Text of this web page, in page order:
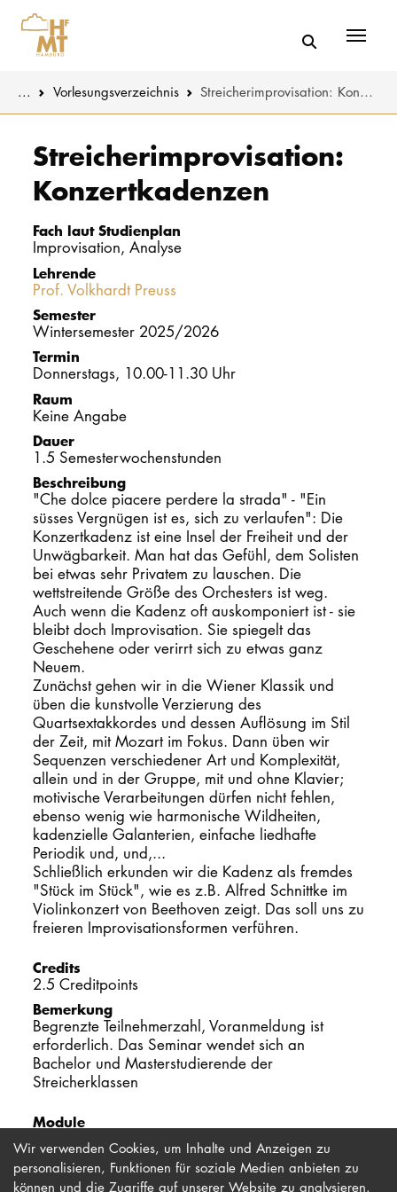
You are here:
... Vorlesungs­verzeichnis Streicherimprovisation: Konzertkadenzen
Streicherimprovisation:
Konzertkadenzen
Fach laut Studienplan
Improvisation, Analyse
Lehrende
Prof. Volkhardt Preuss
Semester
Wintersemester 2025/2026
Termin
Donnerstags, 10.00-11.30 Uhr
Raum
Keine Angabe
Dauer
1.5 Semesterwochenstunden
Beschreibung
"Che dolce piacere perdere la strada" - "Ein
süsses Vergnügen ist es, sich zu verlaufen": Die
Konzertkadenz ist eine Insel der Freiheit und der
Unwägbarkeit. Man hat das Gefühl, dem Solisten
bei etwas sehr Privatem zu lauschen. Die
wettstreitende Größe des Orchesters ist weg.
Auch wenn die Kadenz oft auskomponiert ist - sie
bleibt doch Improvisation. Sie spiegelt das
Geschehene oder verirrt sich zu etwas ganz
Neuem.
Zunächst gehen wir in die Wiener Klassik und
üben die kunstvolle Verzierung des
Quartsextakkordes und dessen Auflösung im Stil
der Zeit, mit Mozart im Fokus. Dann üben wir
Sequenzen verschiedener Art und Komplexität,
allein und in der Gruppe, mit und ohne Klavier;
motivische Verarbeitungen dürfen nicht fehlen,
ebenso wenig wie harmonische Wildheiten,
kadenzielle Galanterien, einfache liedhafte
Periodik und, und,...
Schließlich erkunden wir die Kadenz als fremdes
"Stück im Stück", wie es z.B. Alfred Schnittke im
Violinkonzert von Beethoven zeigt. Das soll uns zu
freieren Improvisationsformen verführen.
Credits
2.5 Creditpoints
Bemerkung
Begrenzte Teilnehmerzahl, Voranmeldung ist
erforderlich. Das Seminar wendet sich an
Bachelor und Masterstudierende der
Streicherklassen
Module
Wahlmodul freie Wahl (alle Studiengänge)
Wir verwenden Cookies, um Inhalte und Anzeigen zu
personalisieren, Funktionen für soziale Medien anbieten zu
können und die Zugriffe auf unserer Website zu analysieren.
myCampus